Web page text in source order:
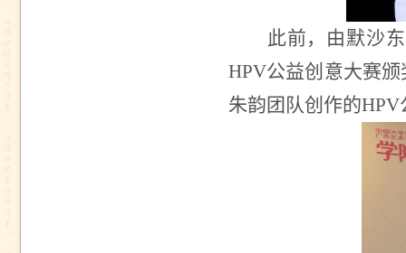
此前，由默沙
HPV公益创意大赛
朱韵团队创作的HPV